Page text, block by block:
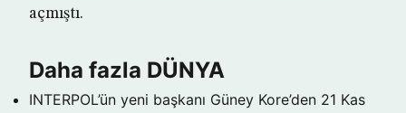
açmıştı.
Daha fazla DÜNYA
INTERPOL’ün yeni başkanı Güney Kore’den 21 Kas